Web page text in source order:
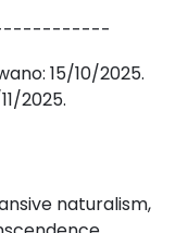
15/10/2025.
2025.
naturalism,